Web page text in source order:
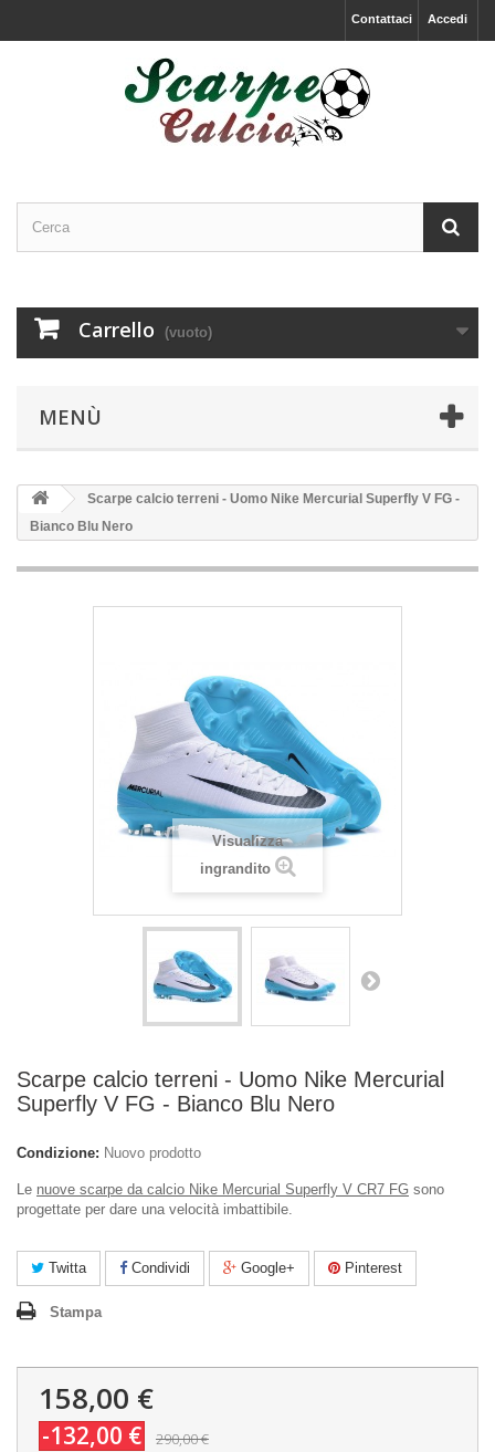
Accedi
Contattaci
Carrello (vuoto)
MENÙ
Scarpe calcio terreni - Uomo Nike Mercurial Superfly V FG -
Bianco Blu Nero
Visualizza
ingrandito
Scarpe calcio terreni - Uomo Nike Mercurial
Superfly V FG - Bianco Blu Nero
Condizione: Nuovo prodotto
Le nuove scarpe da calcio Nike Mercurial Superfly V CR7 FG sono
progettate per dare una velocità imbattibile.
Twitta Condividi Google+ Pinterest
Stampa
158,00 €
-132,00 € 290,00 €